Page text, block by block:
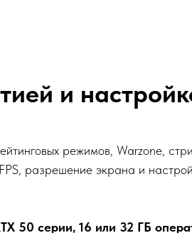
и
режимов, Warzone,
разрешение экрана и
50 серии, 16 или 32 ГБ